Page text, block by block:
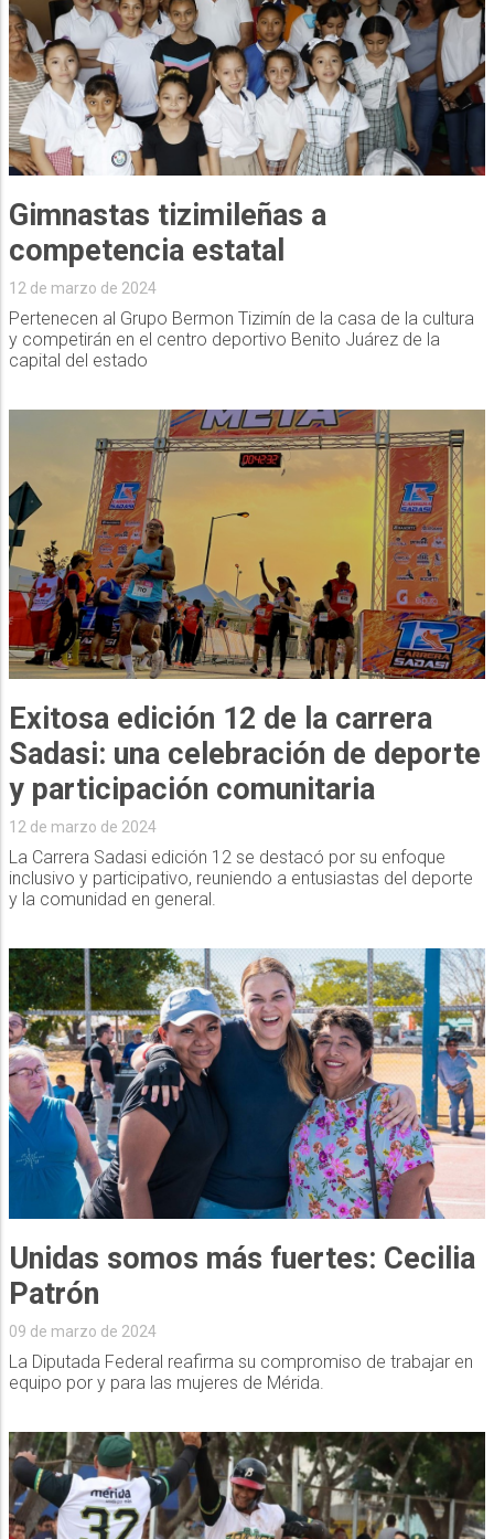
Gimnastas tizimileñas a
competencia estatal
12 de marzo de 2024
Pertenecen al Grupo Bermon Tizimín de la casa de la cultura
y competirán en el centro deportivo Benito Juárez de la
capital del estado
Exitosa edición 12 de la carrera
Sadasi: una celebración de deporte
y participación comunitaria
12 de marzo de 2024
La Carrera Sadasi edición 12 se destacó por su enfoque
inclusivo y participativo, reuniendo a entusiastas del deporte
y la comunidad en general.
Unidas somos más fuertes: Cecilia
Patrón
09 de marzo de 2024
La Diputada Federal reafirma su compromiso de trabajar en
equipo por y para las mujeres de Mérida.